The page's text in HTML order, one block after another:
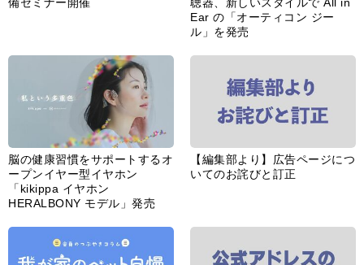
Ear の「オーティコン ジー
ル」を発売
脳の健康習慣をサポートするオ
ープンイヤー型イヤホン
「kikippa イヤホン
HERALBONY モデル」発売
【編集部より】広告ページにつ
いてのお詫びと訂正